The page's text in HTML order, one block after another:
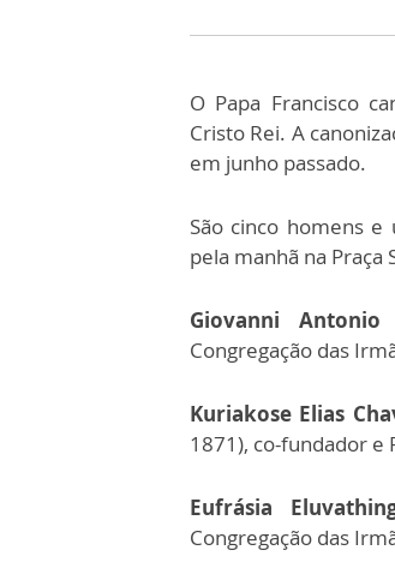
O Papa Francisco
Cristo Rei. A
em junho passado.
São cinco homens
pela manhã na Praça
Giovanni Antonio
Congregação das
Kuriakose Elias
1871), co-fundador e
Eufrásia
Congregação das